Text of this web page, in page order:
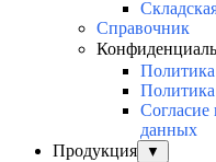
Справочник
Согласие
данных
Продукция
▼